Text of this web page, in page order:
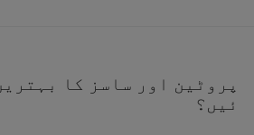
پروٹین اور ساسز کا
ئیں؟